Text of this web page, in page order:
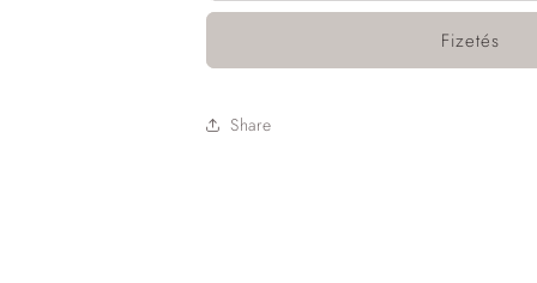
Fizetés
Share